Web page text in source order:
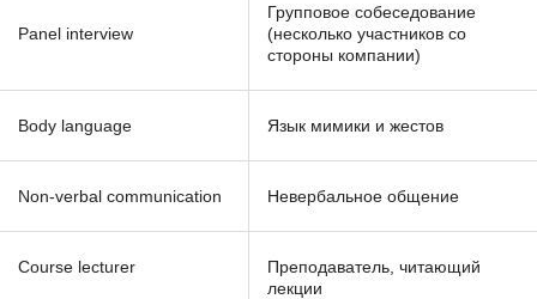
Panel interview
Групповое собеседование
(несколько участников со
стороны компании)
Body language Язык мимики и жестов
Non-verbal communication Невербальное общение
Course lecturer
Преподаватель, читающий
лекции